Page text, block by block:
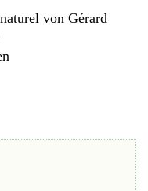
von Gérard